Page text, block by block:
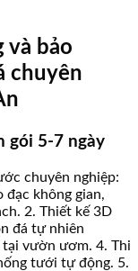
và bảo
chuyên
gói 5-7 ngày
chuyên nghiệp:
đạc không gian,
2. Thiết kế 3D
đá tự nhiên
tại vườn ươm. 4. Thi
tưới tự động. 5.